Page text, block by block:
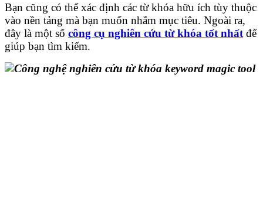
Bạn cũng có thể xác định các từ khóa hữu ích tùy thuộc
vào nền tảng mà bạn muốn nhắm mục tiêu. Ngoài ra,
đây là một số công cụ nghiên cứu từ khóa tốt nhất để
giúp bạn tìm kiếm.